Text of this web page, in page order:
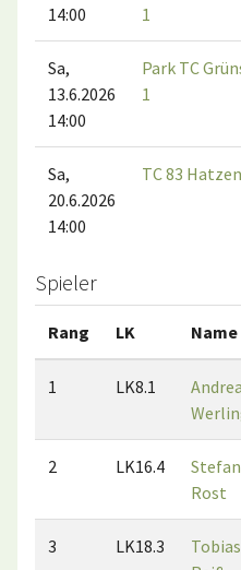
14:00
1
Sa,
13.6.2026
14:00
Park TC
1
Sa,
20.6.2026
14:00
TC 83
Spieler
Rang LK Name
1 LK8.1
2 LK16.4
Stefan
Rost
3 LK18.3
Tobias